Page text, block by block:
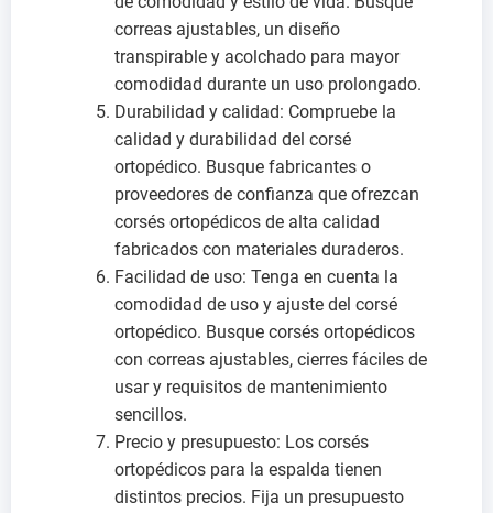
correas ajustables, un diseño
transpirable y acolchado para mayor
comodidad durante un uso prolongado.
Durabilidad y calidad: Compruebe la
calidad y durabilidad del corsé
ortopédico. Busque fabricantes o
proveedores de confianza que ofrezcan
corsés ortopédicos de alta calidad
fabricados con materiales duraderos.
Facilidad de uso: Tenga en cuenta la
comodidad de uso y ajuste del corsé
ortopédico. Busque corsés ortopédicos
con correas ajustables, cierres fáciles de
usar y requisitos de mantenimiento
sencillos.
Precio y presupuesto: Los corsés
ortopédicos para la espalda tienen
distintos precios. Fija un presupuesto